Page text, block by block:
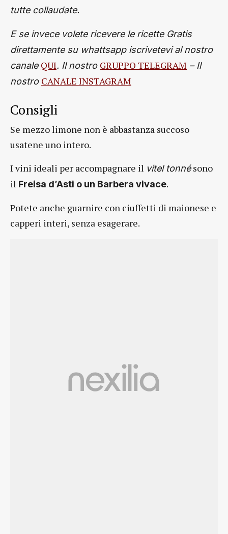
tutte collaudate.
E se invece volete ricevere le ricette Gratis
direttamente su whattsapp iscrivetevi al nostro
canale QUI. Il nostro GRUPPO TELEGRAM – Il
nostro CANALE INSTAGRAM
Consigli
Se mezzo limone non è abbastanza succoso
usatene uno intero.
I vini ideali per accompagnare il vitel tonnésono
il Freisa d’Asti o un Barbera vivace.
Potete anche guarnire con ciuffetti di maionese e
capperi interi, senza esagerare.